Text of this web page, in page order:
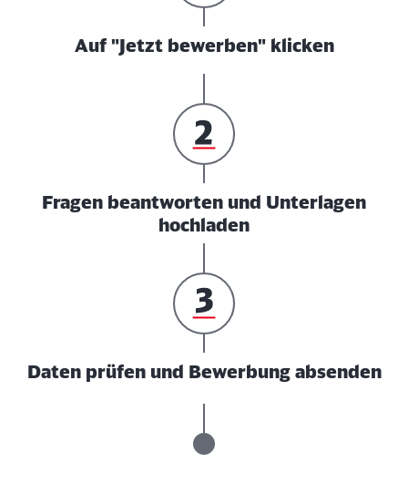
Auf "Jetzt bewerben" klicken
Fragen beantworten und Unterlagen
hochladen
Daten prüfen und Bewerbung absenden